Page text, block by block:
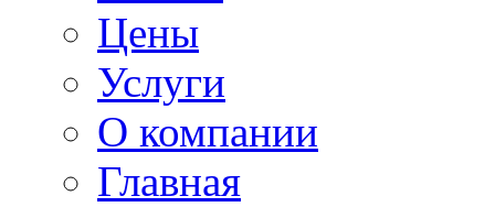
Цены
Услуги
О компании
Главная